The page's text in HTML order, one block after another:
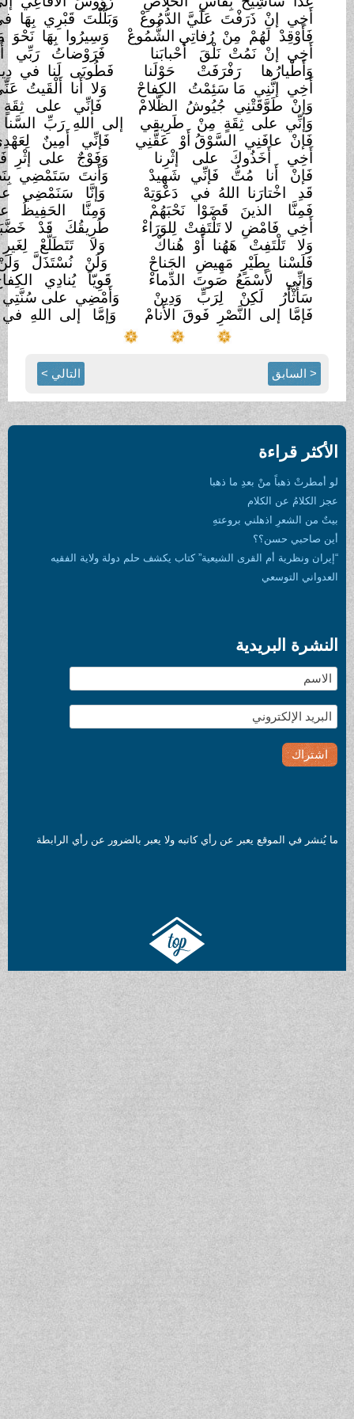
إنْ ذَرَفْتَ عَلَيَّالدُّمُوعْ
لَهُمْ مِنْ رُفاتِي الشُّمُوعْ
إنْ نَمُتْ نَلْقَ أَحْبابَنا
رَفْرَفَتْ حَوْلَنا
إنَّنِي مَا سَئِمْتُ
الكِفاحْ
طَوَّقَتْنِي جُيُوشُ الظَّلامْ
على ثِقَةٍ مِنْ
طَرِيقِي
عافَنِي السَّوْقُ أَوْ عَقَّنِي
أَخَذُوكَ علىإثْرِنا
أَنا مُتُّ فَإنِّيشَهِيدْ
اللهُ في
دَعْوَتِهْ
الذينَ قَضَوْا نَحْبَهُمْ
فَامْضِ لا تَلْتَفِتْ
لِلوَرَاءْ
تَلْتَفِتْ هَهُنا أَوْ هُناكْ
بِطَيْرٍ مَهِيضِ
الجَناحْ
لأَسْمَعُ صَوتَ الدِّماءْ
لَكِنْ لِرَبٍّ
وَدِينْ
إلى النَّصْرِ فَوقَالأَنامْ
وَبَلَّلْتَ قَبْرِي بِهَا في
خُشُوعْ
وَسِيرُوا بِهَا نَحْوَ مَجْدٍ تَلِيدْ
فَرَوْضاتُ رَبِّي أُعِدَّتْ
لَنا
فَطُوبَى لَنا في دِيارِ
الخُلُودْ
وَلا أَنا أَلْقَيتُ عَنِّيالسِّلاحْ
فَإنِّي على ثِقَةٍ بِالصَّباحْ
إلى اللهِ رَبِّ السَّنا وَالشُّرُوقِ
فَإنِّي أَمِينٌ لِعَهْدِي
الوَثِيقِ
وَفَوْجٌ على إثْرِ فَوْجٍ
جَدِيدْ
وَأَنتَ سَتَمْضِي بِنَصْرٍ جَدِيدْ
وَإنَّا سَنَمْضِي على سُنَّتِهْ
وَمِنَّا الحَفِيظُ علىذِمَّتِهْ
طَرِيقُكَ قَدْ خَضَّبَتْهُ الدِّماءْ
وَلا تَتَطَلَّعْ لِغَيرِ السَّماءْ
وَلَنْ نُسْتَذَلَّ وَلَنْنُسْتَباحْ
قَوِيّاً يُنادِي الكِفاحَ
الكِفاحْ
وَأَمْضِي على سُنَّتِي في يَقِينْ
وَإمَّا إلى اللهِ في الخالِدِينْ
منْ بعدِ ما ذهبا
عن الكلام
اذهلني بروعتهِ
حسن؟؟
أم القرى الشيعية” كتاب يكشف حلم دولة ولاية الفقيه
البريدية
الموقع يعبر عن رأي كاتبه ولا يعبر بالضرور عن رأي الرابطة